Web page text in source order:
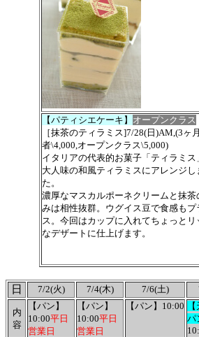
【パティシエケーキ】 オープンクラス
［抹茶のティラミス]7/28(日)AM,(3ヶ
者\4,000,オープンクラス\5,000)
イタリアの代表的お菓子「ティラミス
大人味の和風ティラミスにアレンジし
た。
濃厚なマスカルポーネクリームと抹茶
みは相性抜群。ウグイス豆で食感もプ
ス。 今回はカップに入れてちょっとリ
なデザートに仕上げます。
日 7/2(火) 7/4(木) 7/6(土)
内
容
【パン】
10:00平日
営業日
【パン】
10:00平日
営業日
【パン】10:00
パ